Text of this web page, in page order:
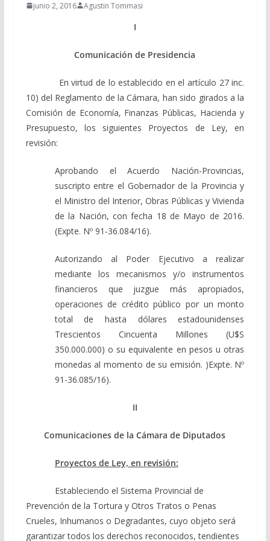
junio 2, 2016 Agustin Tommasi
I
Comunicación de Presidencia
En virtud de lo establecido en el artículo 27 inc.
10) del Reglamento de la Cámara, han sido girados a la
Comisión de Economía, Finanzas Públicas, Hacienda y
Presupuesto, los siguientes Proyectos de Ley, en
revisión:
Aprobando el Acuerdo Nación-Provincias,
suscripto entre el Gobernador de la Provincia y
el Ministro del Interior, Obras Públicas y Vivienda
de la Nación, con fecha 18 de Mayo de 2016.
(Expte. Nº 91-36.084/16).
Autorizando al Poder Ejecutivo a realizar
mediante los mecanismos y/o instrumentos
financieros que juzgue más apropiados,
operaciones de crédito público por un monto
total de hasta dólares estadounidenses
Trescientos Cincuenta Millones (U$S
350.000.000) o su equivalente en pesos u otras
monedas al momento de su emisión. )Expte. Nº
91-36.085/16).
II
Comunicaciones de la Cámara de Diputados
Proyectos de Ley, en revisión:
Estableciendo el Sistema Provincial de
Prevención de la Tortura y Otros Tratos o Penas
Crueles, Inhumanos o Degradantes, cuyo objeto será
garantizar todos los derechos reconocidos, tendientes